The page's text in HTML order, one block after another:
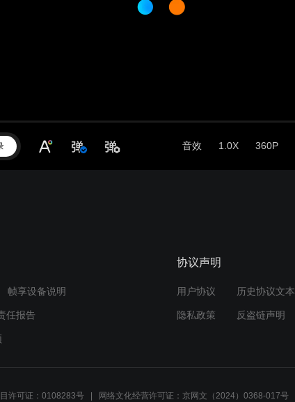
帧享设备说明
任报告
协议声明
用户协议 历史协议文本
隐私政策 反盗链声明
许可证：0108283号 网络文化经营许可证：京网文（2024）0368-017号